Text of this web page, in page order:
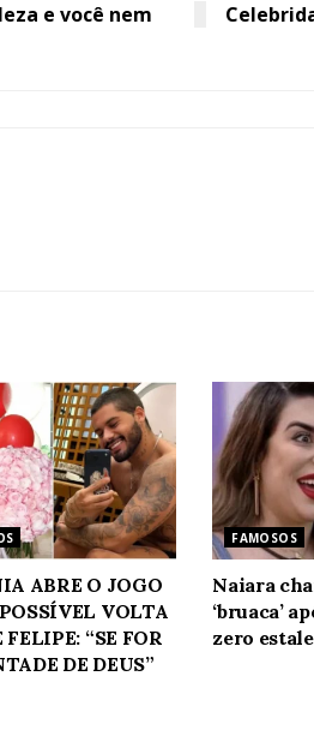
e você nem
ABRE O JOGO
VOLTA
FELIPE: “SE FOR
DE DEUS”
FAMOSOS
Naiara
‘bruaca’
zero